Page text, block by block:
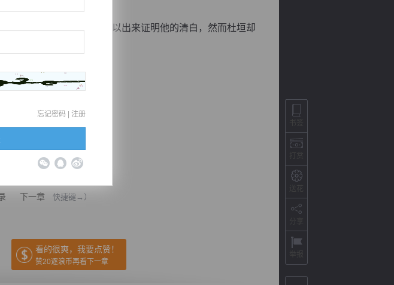
求荣，刚才杜垣明明可以出来证明他的清白，然而杜垣却
下一章 快捷键→）
看的很爽，我要点赞！
赞20逐浪币再看下一章
忘记密码 | 注册